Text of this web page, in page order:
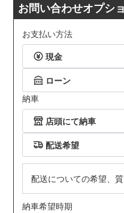
お問い合わせオプシ
お支払い方法
現金
ローン
納車
店頭にて納車
配送希望
配送についての希望、
納車希望時期